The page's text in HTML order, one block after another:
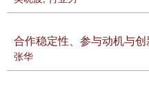
合作稳定性、参与动机与
张华